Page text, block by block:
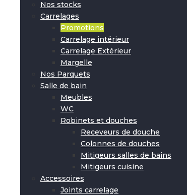
Nos stocks
Carrelages
Promotions
Carrelage intérieur
Carrelage Extérieur
Margelle
Nos Parquets
Salle de bain
Meubles
WC
Robinets et douches
Receveurs de douche
Colonnes de douches
Mitigeurs salles de bains
Mitigeurs cuisine
Accessoires
Joints carrelage